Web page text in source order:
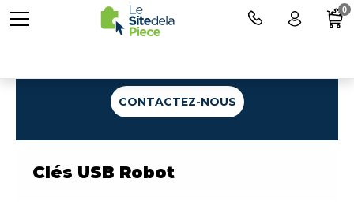
CONTACTEZ-NOUS
Clés USB Robot
0